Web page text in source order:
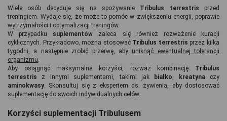
Wiele osób decyduje się na spożywanie Tribulus terrestris przed
treningiem. Wydaje się, że może to pomóc w zwiększeniu energii, poprawie
wytrzymałości i optymalizacji treningów.
W przypadku suplementów zaleca się również rozważenie kuracji
cyklicznych. Przykładowo, można stosować Tribulus terrestris przez kilka
tygodni, a następnie zrobić przerwę, aby uniknąć ewentualnej tolerancji
organizmu.
Aby osiągnąć maksymalne korzyści, rozważ kombinację Tribulus
terrestris z innymi suplementami, takimi jak białko, kreatyna
aminokwasy. Skonsultuj się z ekspertem ds. żywienia, aby dostosować
suplementację do swoich indywidualnych celów.
Korzyści suplementacji Tribulusem